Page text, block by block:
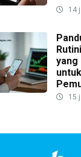
14
yang
15